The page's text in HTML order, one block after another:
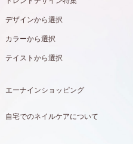
デザインから選択
カラーから選択
テイストから選択
エーナインショッピング
自宅でのネイルケアについて